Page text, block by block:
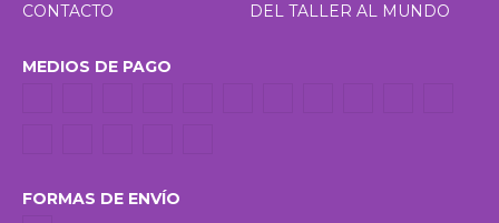
CONTACTO DEL TALLER AL MUNDO
MEDIOS DE PAGO
FORMAS DE ENVÍO